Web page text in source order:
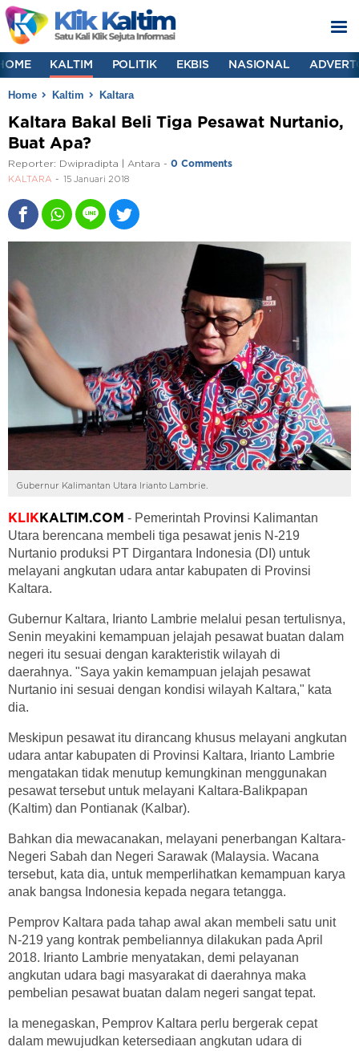
KALTIM POLITIK EKBIS NASIONAL
Home Kaltim Kaltara
Kaltara Bakal Beli Tiga Pesawat Nurtanio,
Buat Apa?
Reporter: Dwipradipta | Antara - 0 Comments
KALTARA 15 Januari 2018
Gubernur Kalimantan Utara Irianto Lambrie.
KLIKKALTIM.COM - Pemerintah Provinsi Kalimantan
Utara berencana membeli tiga pesawat jenis N-219
Nurtanio produksi PT Dirgantara Indonesia (DI) untuk
melayani angkutan udara antar kabupaten di Provinsi
Kaltara.
Gubernur Kaltara, Irianto Lambrie melalui pesan tertulisnya,
Senin meyakini kemampuan jelajah pesawat buatan dalam
negeri itu sesuai dengan karakteristik wilayah di
daerahnya. "Saya yakin kemampuan jelajah pesawat
Nurtanio ini sesuai dengan kondisi wilayah Kaltara," kata
dia.
Meskipun pesawat itu dirancang khusus melayani angkutan
udara antar kabupaten di Provinsi Kaltara, Irianto Lambrie
mengatakan tidak menutup kemungkinan menggunakan
pesawat tersebut untuk melayani Kaltara-Balikpapan
(Kaltim) dan Pontianak (Kalbar).
Bahkan dia mewacanakan, melayani penerbangan Kaltara-
Negeri Sabah dan Negeri Sarawak (Malaysia. Wacana
tersebut, kata dia, untuk memperlihatkan kemampuan karya
anak bangsa Indonesia kepada negara tetangga.
Pemprov Kaltara pada tahap awal akan membeli satu unit
N-219 yang kontrak pembeliannya dilakukan pada April
2018. Irianto Lambrie menyatakan, demi pelayanan
angkutan udara bagi masyarakat di daerahnya maka
pembelian pesawat buatan dalam negeri sangat tepat.
Ia menegaskan, Pemprov Kaltara perlu bergerak cepat
dalam mewujudkan ketersediaan angkutan udara di